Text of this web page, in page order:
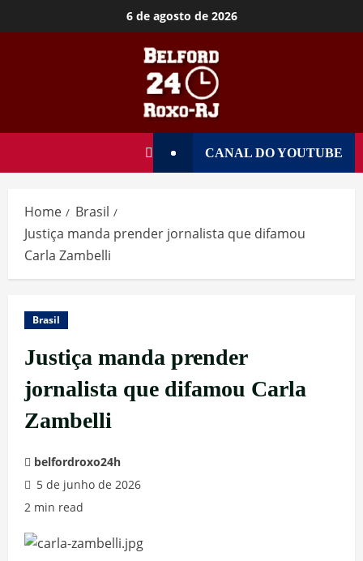
6 de agosto de 2026
CANAL DO YOUTUBE
Home
Brasil
Justiça manda prender jornalista que difamou
Carla Zambelli
Brasil
Justiça manda prender
jornalista que difamou Carla
Zambelli
belfordroxo24h
5 de junho de 2026
2 min read